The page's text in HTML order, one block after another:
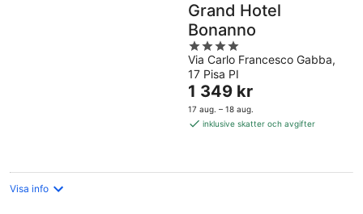
Grand Hotel
Bonanno
4
out
of
5
Via Carlo Francesco Gabba,
17 Pisa PI
Priset
är
1 349 kr
1 349 kr
17 aug. – 18 aug.
inklusive skatter och avgifter
Visa info